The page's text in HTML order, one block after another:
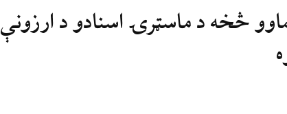
زرو علماوو څخه د ماسټرۍ اسنادو د ارزونې